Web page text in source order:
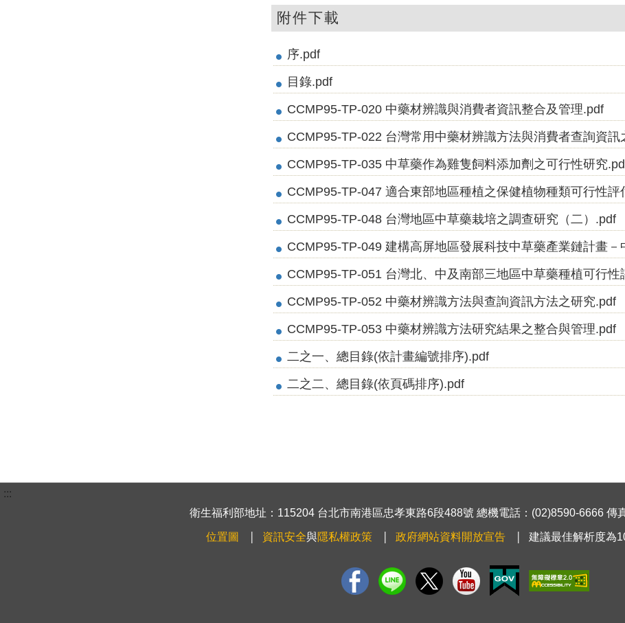
附件下載
序.pdf
目錄.pdf
CCMP95-TP-020 中藥材辨識與消費者資訊整合及管理.pdf
CCMP95-TP-022 台灣常用中藥材辨識方法與消費者查詢資訊
CCMP95-TP-035 中草藥作為雞隻飼料添加劑之可行性研究
CCMP95-TP-047 適合東部地區種植之保健植物種類可行性評
CCMP95-TP-048 台灣地區中草藥栽培之調查研究（二）.pdf
CCMP95-TP-049 建構高屏地區發展科技中草藥產業鏈計畫
CCMP95-TP-051 台灣北、中及南部三地區中草藥種植可行性
CCMP95-TP-052 中藥材辨識方法與查詢資訊方法之研究.pdf
CCMP95-TP-053 中藥材辨識方法研究結果之整合與管理.pdf
二之一、總目錄(依計畫編號排序).pdf
二之二、總目錄(依頁碼排序).pdf
:::
衛生福利部地址：115204 台北市南港區忠孝東路6段488號 總機電話：(02)8590-6666 傳
位置圖 資訊安全與隱私權政策 政府網站資料開放宣告 建議最佳解析度為